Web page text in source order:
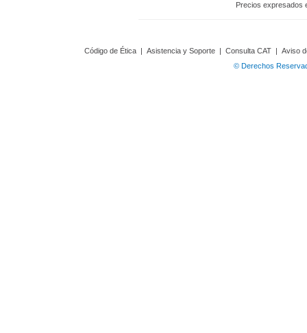
Precios expresados
Código de Ética | Asistencia y Soporte | Consulta CAT | Aviso
© Derechos